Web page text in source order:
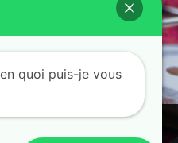
All Rights Reserved |
à parcourir ce site, vous
quoi puis-je vous